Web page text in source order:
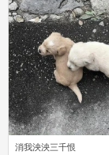
消我泱泱三千恨